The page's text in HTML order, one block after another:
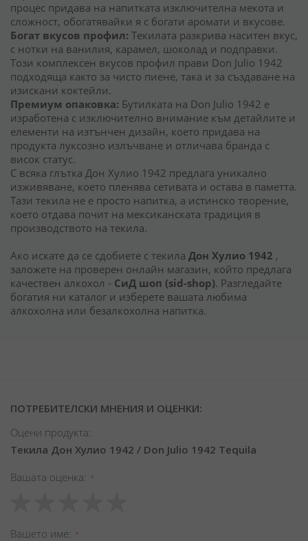
процес придава на напитката изключителна мекота и
сложност, обогатявайки я с богати аромати и вкусове.
Богат вкусов профил: Текилата разкрива наситен вкус,
с нотки на ванилия, карамел, шоколад и подправки.
Този комплексен вкусов профил прави Don Julio 1942
подходяща както за чисто пиене, така и за създаване на
изискани коктейли.
Премиум опаковка: Бутилката на Don Julio 1942 е
изработена с изключително внимание към детайлите и
елементи на изтънчен дизайн, което придава на
продукта луксозно излъчване и отличава бранда с
висок статус.
С всяка глътка Дон Хулио 1942 предлага уникално
изживяване, което пленява сетивата и остава в паметта.
Тази текила не е просто напитка, а истинско творение,
което отдава почит на мексиканската традиция в
производството на текила.
Ако искате да се сдобиете с текила Дон Хулио 1942 ,
заложете на проверен онлайн магазин, който предлага
качествен алкохол - СиД шоп (sid-shop). Разгледайте
богатия ни каталог и изберете вашата любима
алкохолна или безалкохолна напитка.
ПОТРЕБИТЕЛСКИ МНЕНИЯ И ОЦЕНКИ:
Оцени продукта:
Текила Дон Хулио 1942 / Don Julio 1942 Tequila
Вашата оценка
star
stars
stars
stars
stars
Вашето име